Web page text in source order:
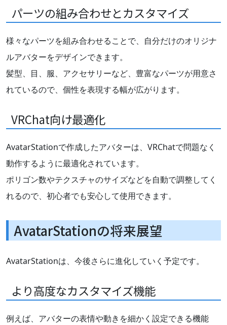
パーツの組み合わせとカスタマイズ
様々なパーツを組み合わせることで、自分だけのオリジナ
ルアバターをデザインできます。
髪型、目、服、アクセサリーなど、豊富なパーツが用意さ
れているので、個性を表現する幅が広がります。
VRChat向け最適化
AvatarStationで作成したアバターは、VRChatで問題なく
動作するように最適化されています。
ポリゴン数やテクスチャのサイズなどを自動で調整してく
れるので、初心者でも安心して使用できます。
AvatarStationの将来展望
AvatarStationは、今後さらに進化していく予定です。
より高度なカスタマイズ機能
例えば、アバターの表情や動きを細かく設定できる機能